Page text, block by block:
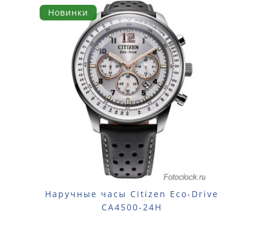
Новинки
Наручные часы Citizen Eco-Drive
CA4500-24H